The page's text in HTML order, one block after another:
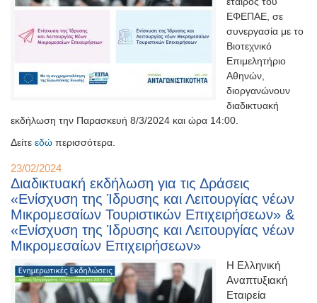
ΕΦΕΠΑΕ, σε
συνεργασία με το
Βιοτεχνικό
Επιμελητήριο
Αθηνών,
διοργανώνουν
διαδικτυακή
εκδήλωση την Παρασκευή 8/3/2024 και ώρα 14:00.
Δείτε εδώ περισσότερα.
23/02/2024
Διαδικτυακή εκδήλωση για τις Δράσεις
«Ενίσχυση της Ίδρυσης και Λειτουργίας νέων
Μικρομεσαίων Τουριστικών Επιχειρήσεων» &
«Ενίσχυση της Ίδρυσης και Λειτουργίας νέων
Μικρομεσαίων Επιχειρήσεων»
Η Ελληνική
Αναπτυξιακή
Εταιρεία